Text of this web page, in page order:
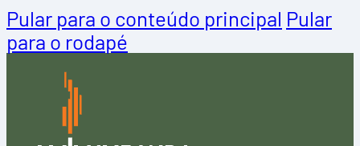
Pular para o conteúdo principal Pular
para o rodapé